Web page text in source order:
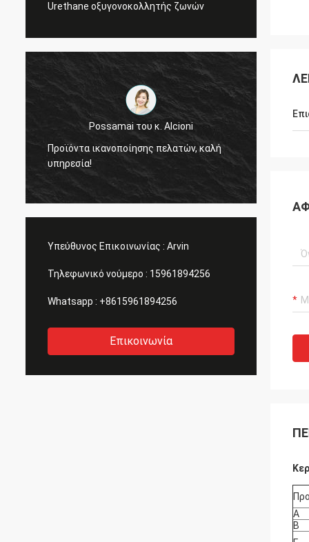
Urethane οξυγονοκολλητής ζωνών
Possamai του κ. Alcioni
Προϊόντα ικανοποίησης πελατών, καλή
υπηρεσία!
Υπεύθυνος Επικοινωνίας : Arvin
Τηλεφωνικό νούμερο : 15961894256
Whatsapp : +8615961894256
Επικοινωνία
Α
Β